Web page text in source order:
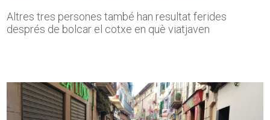
Altres tres persones també han resultat ferides
després de bolcar el cotxe en què viatjaven